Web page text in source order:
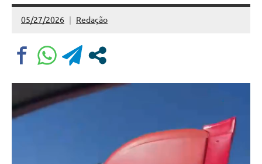
05/27/2026 Redação
Nenhum